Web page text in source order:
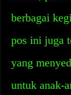
berbagai
pos ini juga
yang
untuk anak-